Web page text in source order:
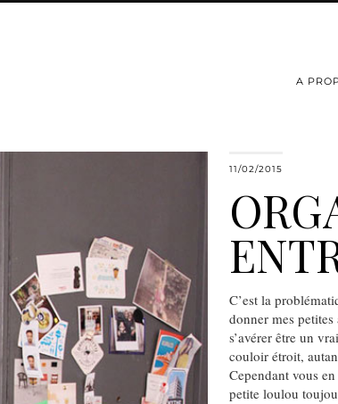
A
11/02/2015
C’est la
donner mes petites
s’avérer être un
couloir étroit,
Cependant vous
petite loulou